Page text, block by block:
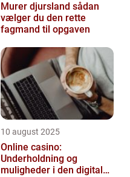
Murer djursland sådan
vælger du den rette
fagmand til opgaven
10 august 2025
Online casino:
Underholdning og
muligheder i den digitale